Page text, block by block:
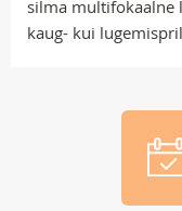
silma multifokaalne
kaug- kui